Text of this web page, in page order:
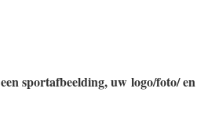
sportafbeelding, uw logo/foto/ en